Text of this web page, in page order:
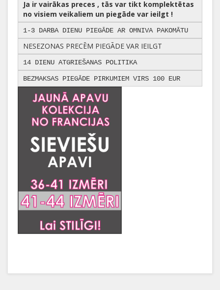
Ja ir vairākas preces , tās var tikt komplektētas
no visiem veikaliem un piegāde var ieilgt !
1-3 DARBA DIENU PIEGĀDE AR OMNIVA PAKOMĀTU
NESEZONAS PRECĒM PIEGĀDE VAR IEILGT
14 DIENU ATGRIEŠANAS POLITIKA
BEZMAKSAS PIEGĀDE PIRKUMIEM VIRS 100 EUR